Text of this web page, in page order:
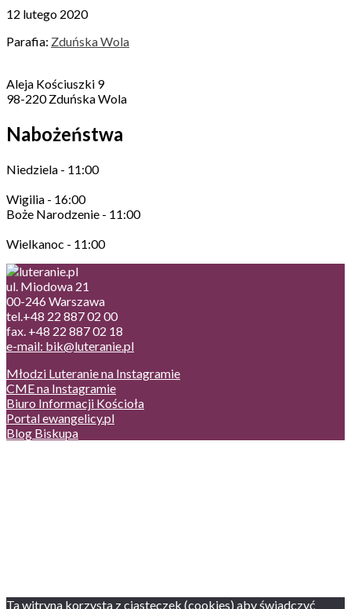
12 lutego 2020
Parafia: Zduńska Wola
Aleja Kościuszki 9
98-220 Zduńska Wola
Nabożeństwa
Niedziela - 11:00
Wigilia - 16:00
Boże Narodzenie - 11:00
Wielkanoc - 11:00
ul. Miodowa 21
00-246 Warszawa
tel.+48 22 887 02 00
fax. +48 22 887 02 18
e-mail: bik@luteranie.pl
Młodzi Luteranie na Instagramie
CME na Instagramie
Biuro Informacji Kościoła
Portal ewangelicy.pl
Blog Biskupa
Ta witryna korzysta z ciasteczek (cookies) aby świadczyć